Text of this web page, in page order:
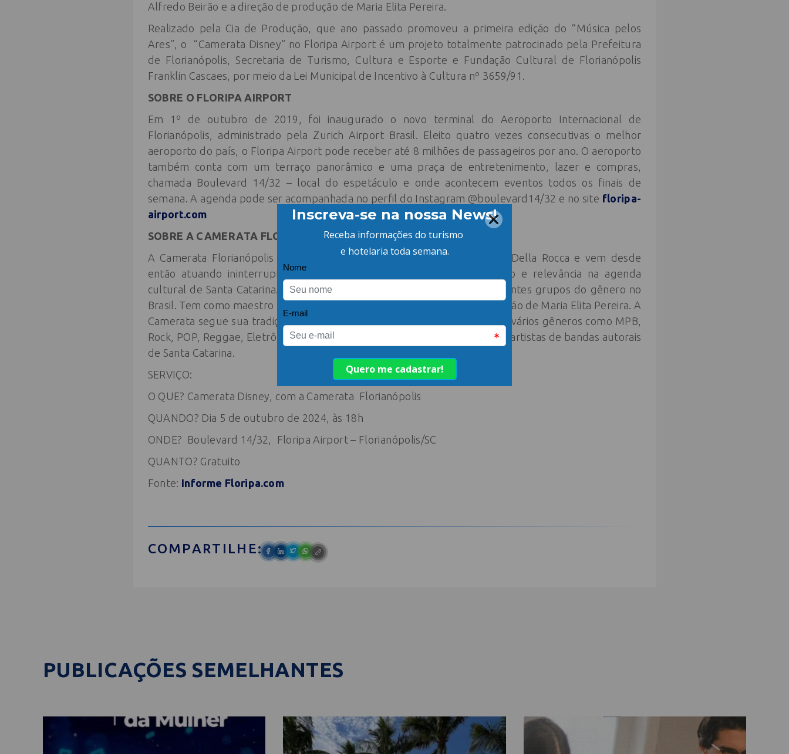
Alfredo Beirão e a direção de produção de Maria Elita Pereira.
Realizado pela Cia de Produção, que ano passado promoveu a primeira edição do “Música pelos
Ares”, o “Camerata Disney” no Floripa Airport é um projeto totalmente patrocinado pela Prefeitura
de Florianópolis, Secretaria de Turismo, Cultura e Esporte e Fundação Cultural de Florianópolis
Franklin Cascaes, por meio da Lei Municipal de Incentivo à Cultura nº 3659/91.
SOBRE O FLORIPA AIRPORT
Em 1º de outubro de 2019, foi inaugurado o novo terminal do Aeroporto Internacional de
Florianópolis, administrado pela Zurich Airport Brasil. Eleito quatro vezes consecutivas o melhor
aeroporto do país, o Floripa Airport pode receber até 8 milhões de passageiros por ano. O aeroporto
também conta com um terraço panorâmico e uma praça de entretenimento, lazer e compras,
chamada Boulevard 14/32 – local do espetáculo e onde acontecem eventos todos os finais de
semana. A agenda pode ser acompanhada no perfil do Instagram @boulevard14/32 e no site floripa-
airport.com
SOBRE A CAMERATA FLORIANÓPOLIS
A Camerata Florianópolis foi fundada em 1994 pelo maestro Jeferson Della Rocca e vem desde
então atuando ininterruptamente, sempre com significativa participação e relevância na agenda
cultural de Santa Catarina. A orquestra figura hoje entre os mais importantes grupos do gênero no
Brasil. Tem como maestro titular Jeferson Della Rocca e direção de produção de Maria Elita Pereira. A
Camerata segue sua tradição e produz projetos inovadores passando por vários gêneros como MPB,
Rock, POP, Reggae, Eletrônica, Sertanejo, Jazz, tendo criado projetos com artistas de bandas autorais
de Santa Catarina.
SERVIÇO:
O QUE? Camerata Disney, com a Camerata Florianópolis
QUANDO? Dia 5 de outubro de 2024, às 18h
ONDE? Boulevard 14/32,
Floripa Airport – Florianópolis/SC
QUANTO? Gratuito
Fonte: Informe Floripa.com
COMPARTILHE:
PUBLICAÇÕES SEMELHANTES